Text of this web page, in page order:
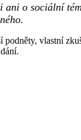
o sociální
vlastní